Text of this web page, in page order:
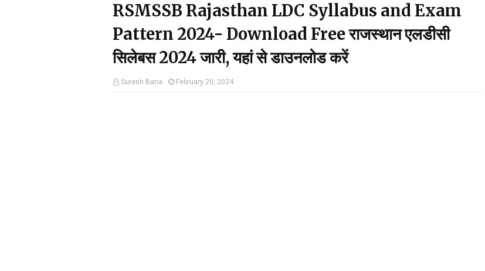
RSMSSB Rajasthan LDC Syllabus and Exam
Pattern 2024- Download Free राजस्थान एलडीसी
सिलेबस 2024 जारी, यहां से डाउनलोड करें
Suresh Bana February 20, 2024